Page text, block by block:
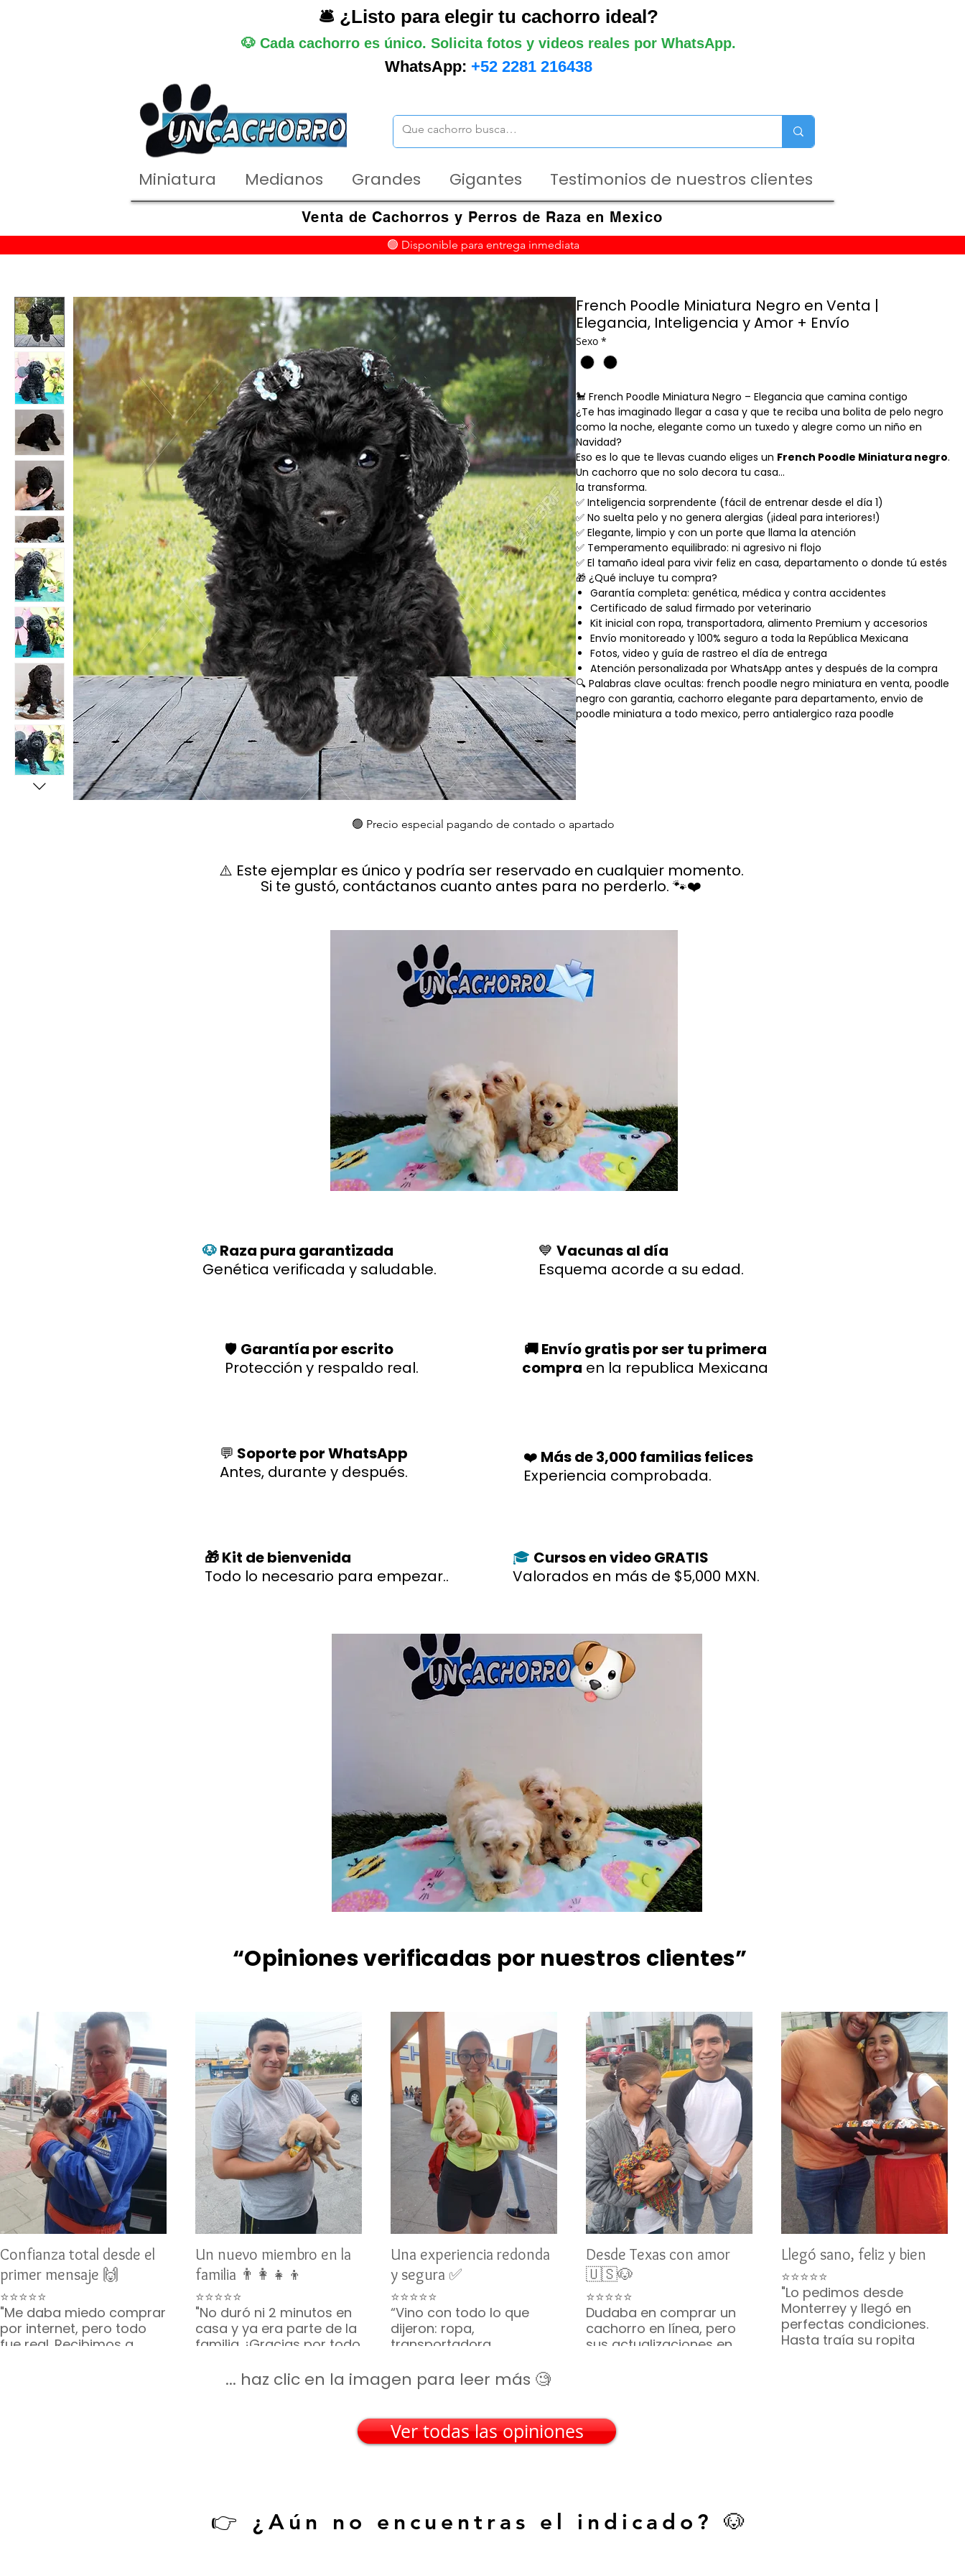
🛎️ ¿Listo para elegir tu cachorro ideal?
🐶 Cada cachorro es único. Solicita fotos y videos reales por WhatsApp.
WhatsApp: +52 2281 216438
Miniatura Medianos Grandes Gigantes Testimonios de nuestros clientes
Venta de Cachorros y Perros de Raza en Mexico
🟢 Disponible para entrega inmediata
French Poodle Miniatura Negro en Venta |
Elegancia, Inteligencia y Amor + Envío
Sexo *
🐩 French Poodle Miniatura Negro – Elegancia que camina contigo
¿Te has imaginado llegar a casa y que te reciba una bolita de pelo negro
como la noche, elegante como un tuxedo y alegre como un niño en
Navidad?
Eso es lo que te llevas cuando eliges un French Poodle Miniatura negro.
Un cachorro que no solo decora tu casa…
la transforma.
✅ Inteligencia sorprendente (fácil de entrenar desde el día 1)
✅ No suelta pelo y no genera alergias (¡ideal para interiores!)
✅ Elegante, limpio y con un porte que llama la atención
✅ Temperamento equilibrado: ni agresivo ni flojo
✅ El tamaño ideal para vivir feliz en casa, departamento o donde tú estés
🎁 ¿Qué incluye tu compra?
Garantía completa: genética, médica y contra accidentes
Certificado de salud firmado por veterinario
Kit inicial con ropa, transportadora, alimento Premium y accesorios
Envío monitoreado y 100% seguro a toda la República Mexicana
Fotos, video y guía de rastreo el día de entrega
Atención personalizada por WhatsApp antes y después de la compra
🔍 Palabras clave ocultas: french poodle negro miniatura en venta, poodle
negro con garantia, cachorro elegante para departamento, envio de
poodle miniatura a todo mexico, perro antialergico raza poodle
🟢 Precio especial pagando de contado o apartado
⚠️ Este ejemplar es único y podría ser reservado en cualquier momento.
Si te gustó, contáctanos cuanto antes para no perderlo. 🐾❤️
🐶Raza pura garantizada
Genética verificada y saludable.
💙 Vacunas al día
Esquema acorde a su edad.
🛡️ Garantía por escrito
Protección y respaldo real.
🚚 Envío gratis por ser tu primera
compra en la republica Mexicana
💬 Soporte por WhatsApp
Antes, durante y después.
❤️ Más de 3,000 familias felices
Experiencia comprobada.
🎁 Kit de bienvenida
Todo lo necesario para empezar..
🎓 Cursos en video GRATIS
Valorados en más de $5,000 MXN.
“Opiniones verificadas por nuestros clientes”
Confianza total desde el
primer mensaje 🙌
⭐⭐⭐⭐⭐
"Me daba miedo comprar
por internet, pero todo
fue real. Recibimos a
Un nuevo miembro en la
familia 👨‍👩‍👧‍👦
⭐⭐⭐⭐⭐
"No duró ni 2 minutos en
casa y ya era parte de la
familia. ¡Gracias por todo
completito!"
Una experiencia redonda
y segura ✅
⭐⭐⭐⭐⭐
“Vino con todo lo que
dijeron: ropa,
transportadora,
parecía una caja de
regalo. Gracias por tanto
— Silvia M. • San Luis
Potosí
Desde Texas con amor
🇺🇸🐶
⭐⭐⭐⭐⭐
Dudaba en comprar un
cachorro en línea, pero
sus actualizaciones en
recomiendo muchísimo!
— Emily R. • Austin, Texas
Llegó sano, feliz y bien
⭐⭐⭐⭐⭐
"Lo pedimos desde
Monterrey y llegó en
perfectas condiciones.
Hasta traía su ropita
... haz clic en la imagen para leer más 🧐
Ver todas las opiniones
👉 ¿Aún no encuentras el indicado? 🐶